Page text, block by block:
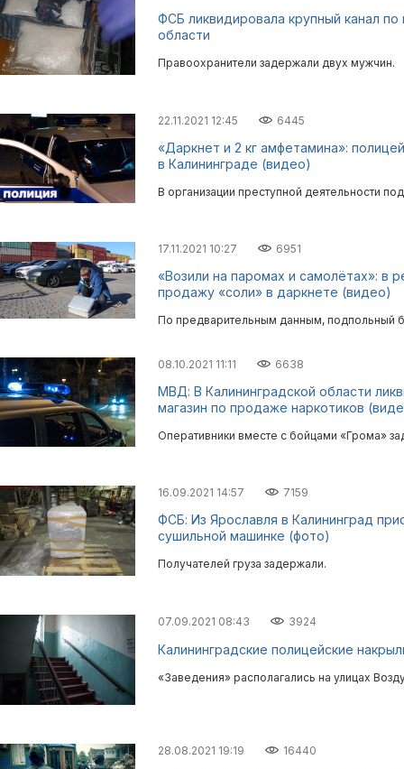
ФСБ ликвидировала крупный канал
области
Правоохранители задержали двух мужчин.
22.11.2021 12:45 6445
«Даркнет и 2 кг амфетамина»:
в Калининграде (видео)
В организации преступной деятельности
17.11.2021 10:27 6951
«Возили на паромах и самолётах»: в
продажу «соли» в даркнете (видео)
По предварительным данным, подпольный
08.10.2021 11:11 6638
МВД: В Калининградской области
магазин по продаже наркотиков
Оперативники вместе с бойцами «Грома»
16.09.2021 14:57 7159
ФСБ: Из Ярославля в Калининград
сушильной машинке (фото)
Получателей груза задержали.
07.09.2021 08:43 3924
Калининградские полицейские
«Заведения» располагались на улицах
28.08.2021 19:19 16440